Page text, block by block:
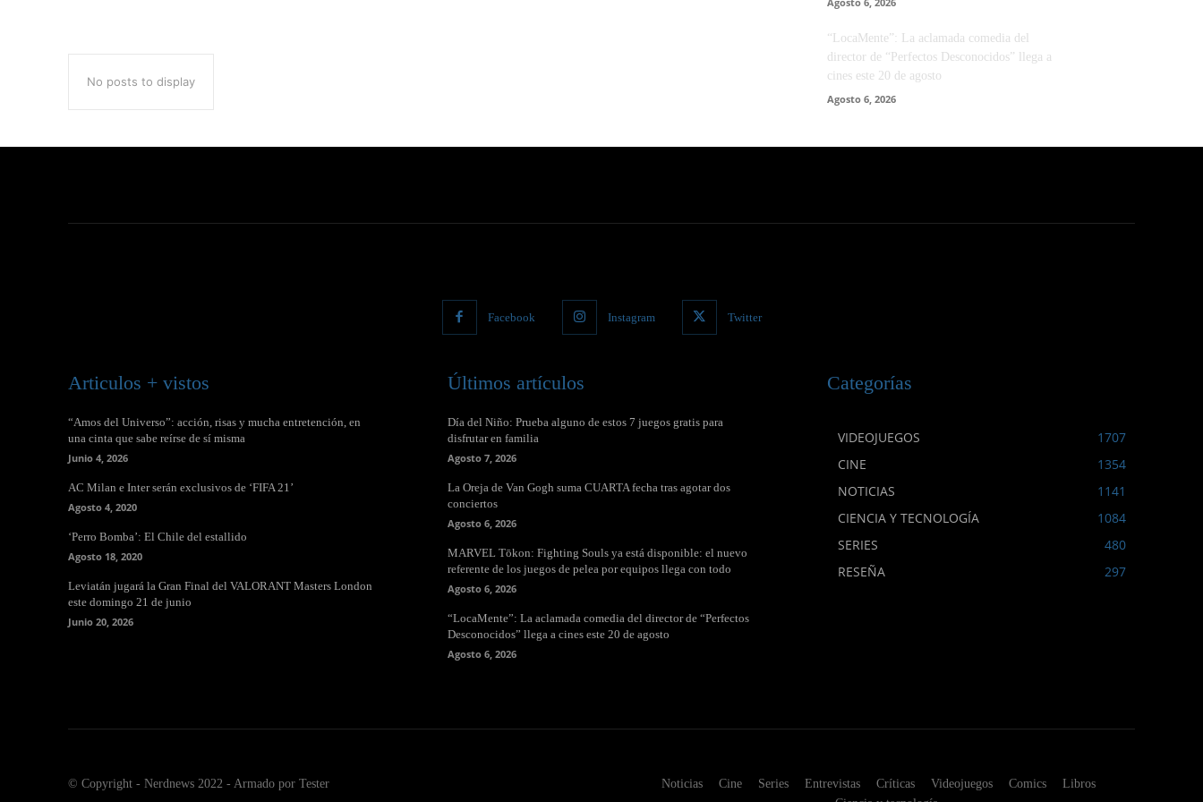
No posts to display
“LocaMente”: La aclamada comedia del
director de “Perfectos Desconocidos” llega a
cines este 20 de agosto
Agosto 6, 2026
Facebook Instagram Twitter
Articulos + vistos
“Amos del Universo”: acción, risas y mucha entretención, en
una cinta que sabe reírse de sí misma
Junio 4, 2026
AC Milan e Inter serán exclusivos de ‘FIFA 21’
Agosto 4, 2020
‘Perro Bomba’: El Chile del estallido
Agosto 18, 2020
Leviatán jugará la Gran Final del VALORANT Masters London
este domingo 21 de junio
Junio 20, 2026
Últimos artículos
Día del Niño: Prueba alguno de estos 7 juegos gratis para
disfrutar en familia
Agosto 7, 2026
La Oreja de Van Gogh suma CUARTA fecha tras agotar dos
conciertos
Agosto 6, 2026
MARVEL Tōkon: Fighting Souls ya está disponible: el nuevo
referente de los juegos de pelea por equipos llega con todo
Agosto 6, 2026
“LocaMente”: La aclamada comedia del director de “Perfectos
Desconocidos” llega a cines este 20 de agosto
Agosto 6, 2026
Categorías
VIDEOJUEGOS
1707
CINE
1354
NOTICIAS
1141
CIENCIA Y TECNOLOGÍA
1084
SERIES
480
RESEÑA
297
© Copyright - Nerdnews 2022 - Armado por Tester Noticias Cine Series Entrevistas Críticas Videojuegos Comics
Libros